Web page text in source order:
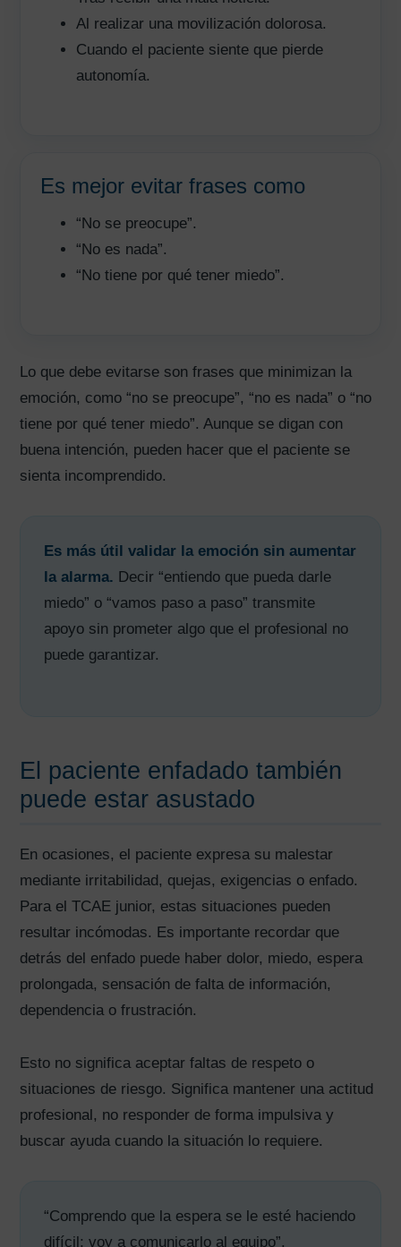
Al realizar una movilización dolorosa.
Cuando el paciente siente que pierde
autonomía.
Es mejor evitar frases como
“No se preocupe”.
“No es nada”.
“No tiene por qué tener miedo”.
Lo que debe evitarse son frases que minimizan la
emoción, como “no se preocupe”, “no es nada” o “no
tiene por qué tener miedo”. Aunque se digan con
buena intención, pueden hacer que el paciente se
sienta incomprendido.
Es más útil validar la emoción sin aumentar
la alarma. Decir “entiendo que pueda darle
miedo” o “vamos paso a paso” transmite
apoyo sin prometer algo que el profesional no
puede garantizar.
El paciente enfadado también
puede estar asustado
En ocasiones, el paciente expresa su malestar
mediante irritabilidad, quejas, exigencias o enfado.
Para el TCAE junior, estas situaciones pueden
resultar incómodas. Es importante recordar que
detrás del enfado puede haber dolor, miedo, espera
prolongada, sensación de falta de información,
dependencia o frustración.
Esto no significa aceptar faltas de respeto o
situaciones de riesgo. Significa mantener una actitud
profesional, no responder de forma impulsiva y
buscar ayuda cuando la situación lo requiere.
“Comprendo que la espera se le esté haciendo
difícil; voy a comunicarlo al equipo”.